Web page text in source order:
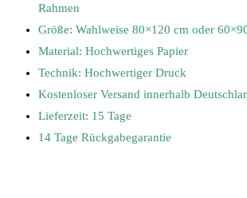
Rahmen
Größe: Wahlweise 80×120 cm oder
Material: Hochwertiges Papier
Technik: Hochwertiger Druck
Kostenloser Versand innerhalb
Lieferzeit: 15 Tage
14 Tage Rückgabegarantie